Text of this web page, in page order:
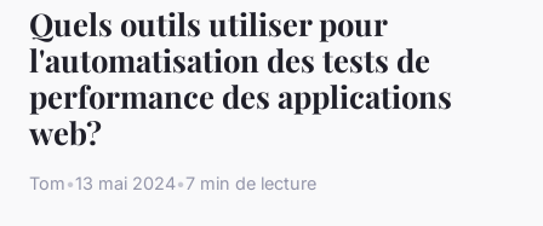
Quels outils utiliser pour
l'automatisation des tests de
performance des applications
web?
Tom•13 mai 2024•7 min de lecture